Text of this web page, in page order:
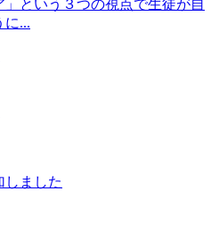
という３つの視点で生徒が自
に...
しました